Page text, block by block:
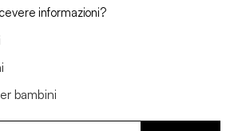
informazioni?
bambini